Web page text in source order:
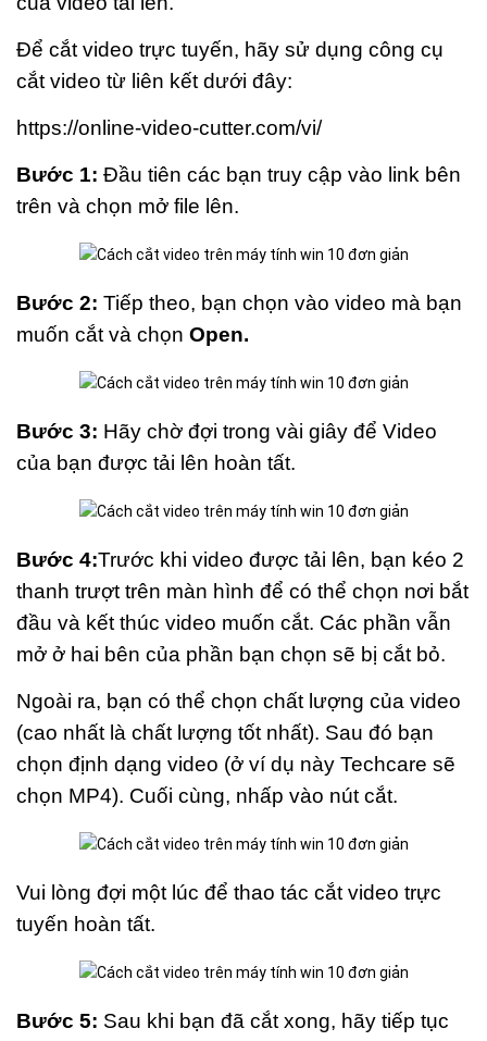
Để cắt video trực tuyến, hãy sử dụng công cụ
cắt video từ liên kết dưới đây:
https://online-video-cutter.com/vi/
Bước 1: Đầu tiên các bạn truy cập vào link bên
trên và chọn mở file lên.
Bước 2: Tiếp theo, bạn chọn vào video mà bạn
muốn cắt và chọn Open.
Bước 3: Hãy chờ đợi trong vài giây để Video
của bạn được tải lên hoàn tất.
Bước 4:Trước khi video được tải lên, bạn kéo 2
thanh trượt trên màn hình để có thể chọn nơi bắt
đầu và kết thúc video muốn cắt. Các phần vẫn
mở ở hai bên của phần bạn chọn sẽ bị cắt bỏ.
Ngoài ra, bạn có thể chọn chất lượng của video
(cao nhất là chất lượng tốt nhất). Sau đó bạn
chọn định dạng video (ở ví dụ này Techcare sẽ
chọn MP4). Cuối cùng, nhấp vào nút cắt.
Vui lòng đợi một lúc để thao tác cắt video trực
tuyến hoàn tất.
Bước 5: Sau khi bạn đã cắt xong, hãy tiếp tục